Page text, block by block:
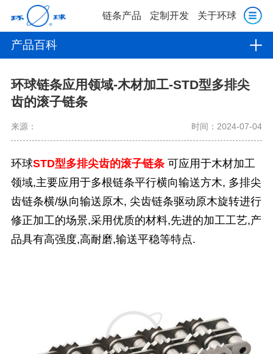
链条产品 定制开发 关于环球
产品百科
环球链条应用领域-木材加工-STD型多排尖
齿的滚子链条
来源： 时间：2024-07-04
环球STD型多排尖齿的滚子链条 可应用于木材加工
领域,主要应用于多根链条平行横向输送方木, 多排尖
齿链条横/纵向输送原木, 尖齿链条驱动原木旋转进行
修正加工的场景,采用优质的材料,先进的加工工艺,产
品具有高强度,高耐磨,输送平稳等特点.